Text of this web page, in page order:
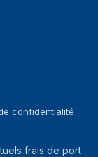
confidentialité
frais de port